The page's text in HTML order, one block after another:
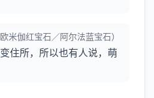
米伽红宝石／阿尔法蓝宝石）
住所，所以也有人说，萌